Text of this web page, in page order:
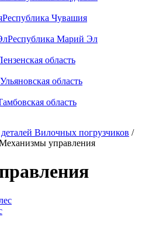
Республика Чувашия
Республика Марий Эл
область
Ульяновская область
область
Вилочных погрузчиков /
управления